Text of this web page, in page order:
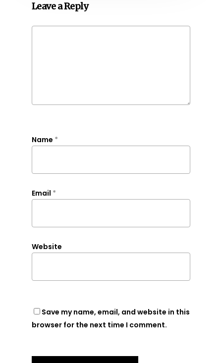
Leave a Reply
Name *
Email *
Website
Save my name, email, and website in this
browser for the next time I comment.